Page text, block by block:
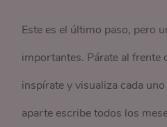
Este es el último paso, pero
importantes. Párate al frente
inspírate y visualiza cada
aparte escribe todos los